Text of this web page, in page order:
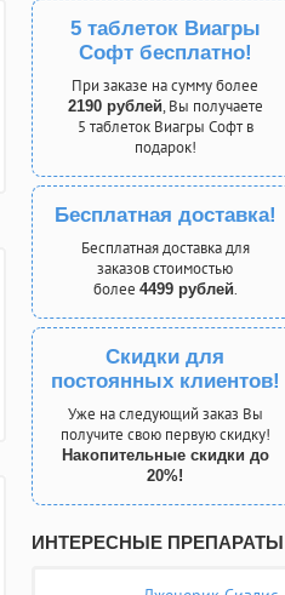
5 таблеток Виагры
Софт бесплатно!
При заказе на сумму более
2190 рублей, Вы получаете
5 таблеток Виагры Софт в
подарок!
Бесплатная доставка!
Бесплатная доставка для
заказов стоимостью
более 4499 рублей.
Скидки для
постоянных клиентов!
Уже на следующий заказ Вы
получите свою первую скидку!
Накопительные скидки до
20%!
ИНТЕРЕСНЫЕ ПРЕПАРАТЫ